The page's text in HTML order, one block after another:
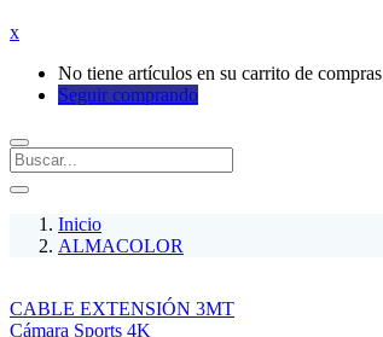
x
No tiene artículos en su carrito de compras
Seguir comprando
Inicio
ALMACOLOR
CABLE EXTENSIÓN 3MT
Cámara Sports 4K